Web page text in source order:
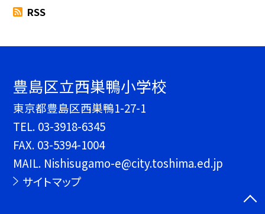
RSS
豊島区立西巣鴨小学校
東京都豊島区西巣鴨1-27-1
TEL. 03-3918-6345
FAX. 03-5394-1004
MAIL. Nishisugamo-e@city.toshima.ed.jp
サイトマップ